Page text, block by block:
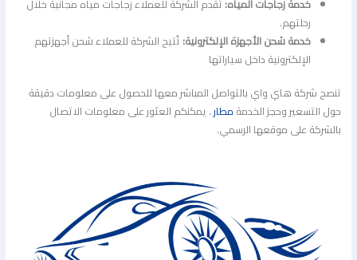
خدمة زجاجات المياه:تُقدم الشركة للعملاء زجاجات مياه مجانية خلال
رحلتهم.
خدمة شحن الأجهزة الإلكترونية:تُتيح الشركة للعملاء شحن أجهزتهم
الإلكترونية داخل سياراتها
تنصح شركة هاي واي بالتواصل المباشر معها للحصول على معلومات دقيقة
حول التسعير وحجز الخدمةمطار. يمكنكم العثور على معلومات الاتصال
بالشركة على موقعها الرسمي.